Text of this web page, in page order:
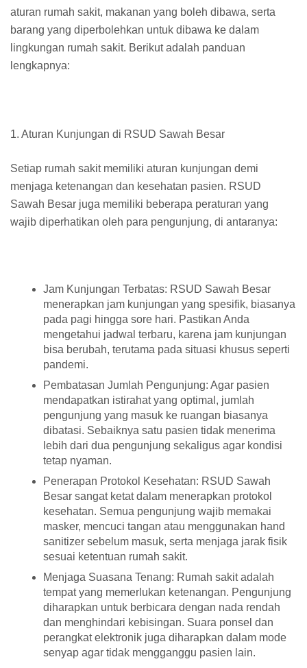
aturan rumah sakit, makanan yang boleh dibawa, serta
barang yang diperbolehkan untuk dibawa ke dalam
lingkungan rumah sakit. Berikut adalah panduan
lengkapnya:
1. Aturan Kunjungan di RSUD Sawah Besar
Setiap rumah sakit memiliki aturan kunjungan demi
menjaga ketenangan dan kesehatan pasien. RSUD
Sawah Besar juga memiliki beberapa peraturan yang
wajib diperhatikan oleh para pengunjung, di antaranya:
Jam Kunjungan Terbatas: RSUD Sawah Besar
menerapkan jam kunjungan yang spesifik, biasanya
pada pagi hingga sore hari. Pastikan Anda
mengetahui jadwal terbaru, karena jam kunjungan
bisa berubah, terutama pada situasi khusus seperti
pandemi.
Pembatasan Jumlah Pengunjung: Agar pasien
mendapatkan istirahat yang optimal, jumlah
pengunjung yang masuk ke ruangan biasanya
dibatasi. Sebaiknya satu pasien tidak menerima
lebih dari dua pengunjung sekaligus agar kondisi
tetap nyaman.
Penerapan Protokol Kesehatan: RSUD Sawah
Besar sangat ketat dalam menerapkan protokol
kesehatan. Semua pengunjung wajib memakai
masker, mencuci tangan atau menggunakan hand
sanitizer sebelum masuk, serta menjaga jarak fisik
sesuai ketentuan rumah sakit.
Menjaga Suasana Tenang: Rumah sakit adalah
tempat yang memerlukan ketenangan. Pengunjung
diharapkan untuk berbicara dengan nada rendah
dan menghindari kebisingan. Suara ponsel dan
perangkat elektronik juga diharapkan dalam mode
senyap agar tidak mengganggu pasien lain.